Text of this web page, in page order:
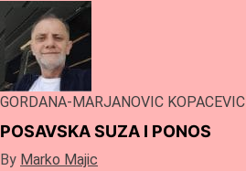
GORDANA-MARJANOVIC KOPACEVIC
POSAVSKA SUZA I PONOS
By Marko Majic